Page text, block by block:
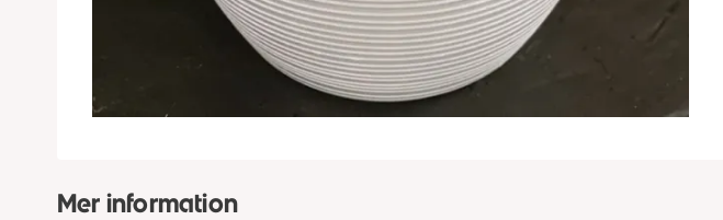
Mer information